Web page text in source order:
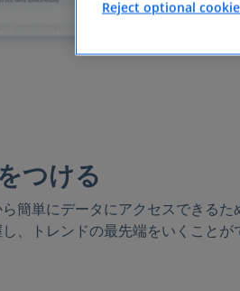
つける
簡単にデータにアクセスできるた
、トレンドの最先端をいくことが
Reject optional